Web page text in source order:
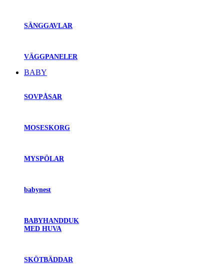
SÄNGGAVLAR
VÄGGPANELER
BABY
SOVPÅSAR
MOSESKORG
MYSPÖLAR
babynest
BABYHANDDUK
MED HUVA
SKÖTBÄDDAR